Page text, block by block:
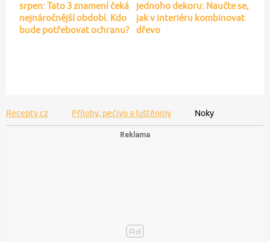
srpen: Tato 3 znamení čeká
nejnáročnější období. Kdo
bude potřebovat ochranu?
jednoho dekoru: Naučte se,
jak v interiéru kombinovat
dřevo
Recepty.cz Přílohy, pečivo a luštěniny Noky